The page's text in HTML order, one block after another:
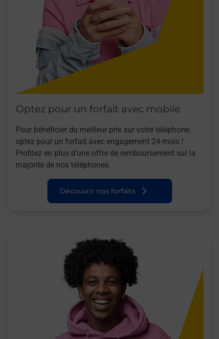
Optez pour un forfait avec mobile
Pour bénéficier du meilleur prix sur votre téléphone,
optez pour un forfait avec engagement 24 mois !
Profitez en plus d’une offre de remboursement sur la
majorité de nos téléphones.
Découvrir nos forfaits